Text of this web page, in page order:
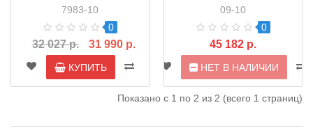
7983-10
0
32 027 р. 31 990 р.
КУПИТЬ
09-10
0
45 182 р.
НЕТ В НАЛИЧИИ
Показано с 1 по 2 из 2 (всего 1 страниц)